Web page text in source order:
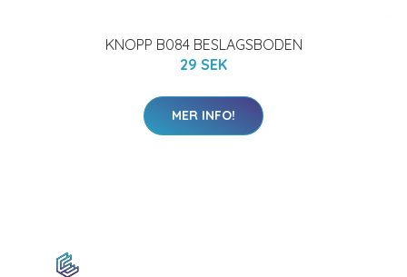
KNOPP B084 BESLAGSBODEN
29 SEK
MER INFO!